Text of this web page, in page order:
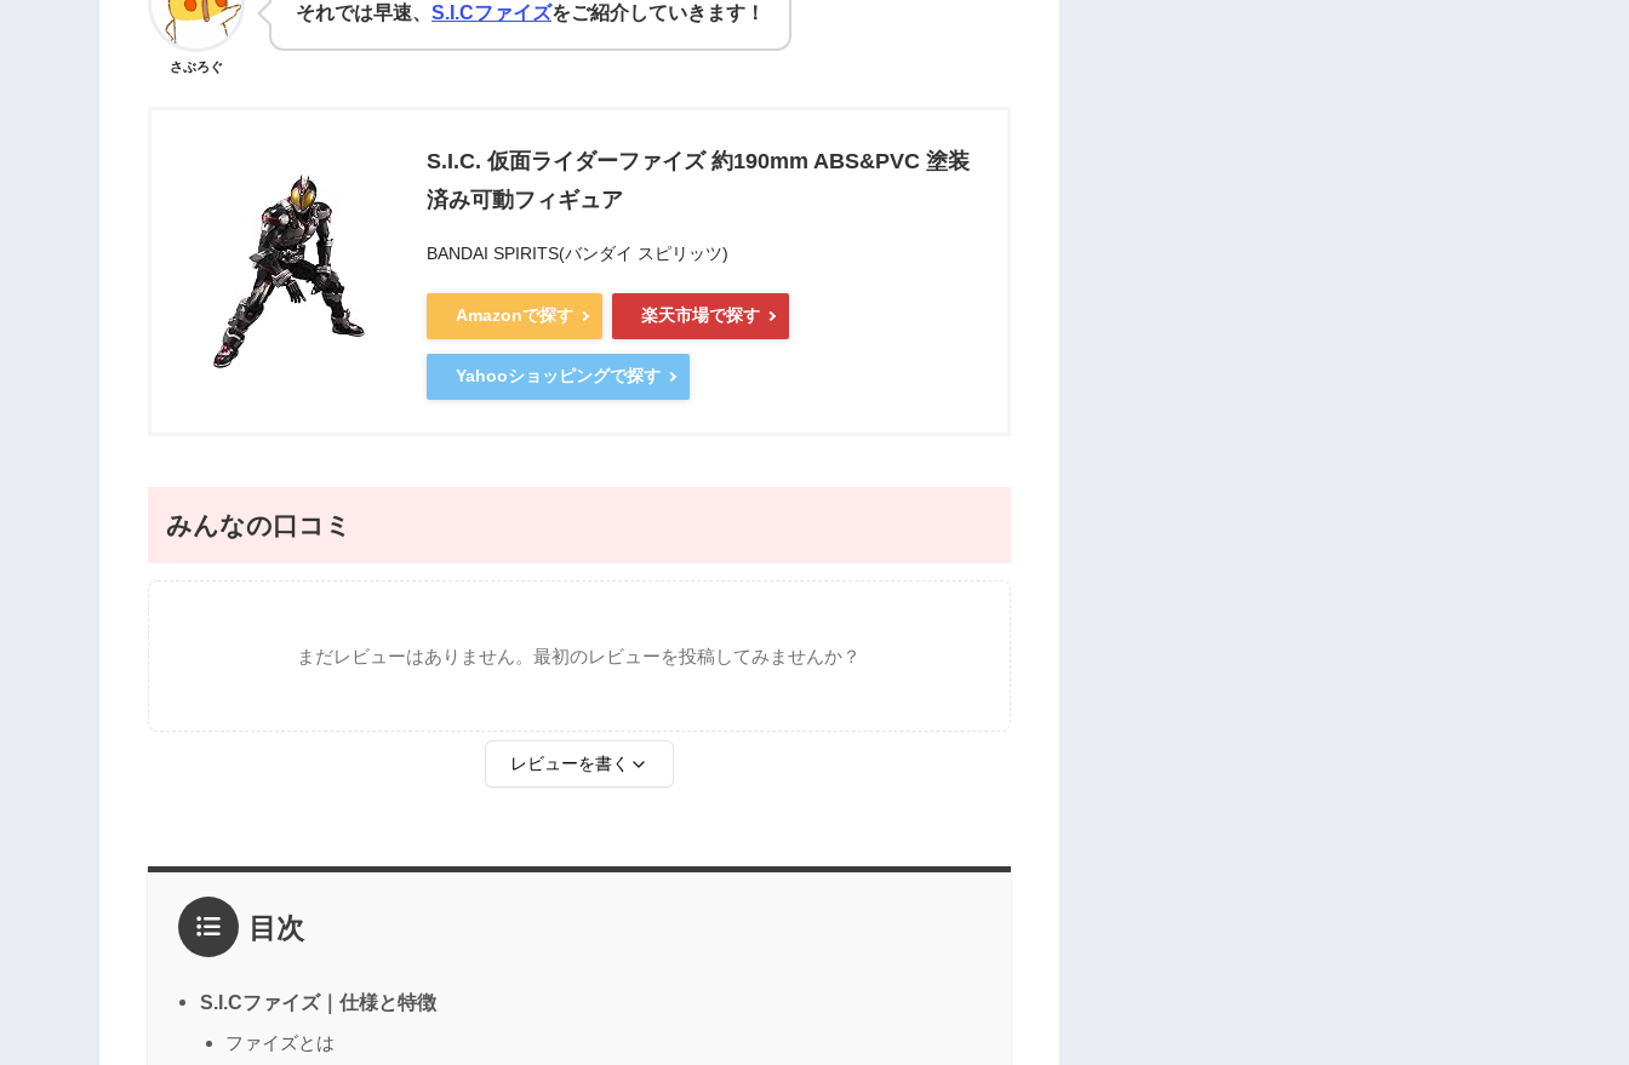
さぶろぐ
それでは早速、 S.I.Cファイズをご紹介していきます！
S.I.C. 仮面ライダーファイズ 約190mm ABS&PVC 塗装
済み可動フィギュア
BANDAI SPIRITS(バンダイ スピリッツ)
Amazonで探す 楽天市場で探す
Yahooショッピングで探す
みんなの口コミ
まだレビューはありません。最初のレビューを投稿してみませんか？
レビューを書く
2点
1点
感想*
目次
S.I.Cファイズ｜仕様と特徴
ファイズとは